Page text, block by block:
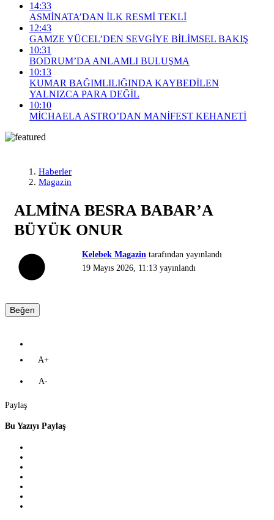
14:33
ASMİNATA’DAN İLK RESMİ TEKLİ
12:43
GAMZE YÜCEL’DEN SEVGİYE BİLİMSEL BAKIŞ
10:31
BODRUM’DA ANLAMLI BULUŞMA
10:13
KUMAR BAĞIMLILIĞINDA KAYBEDİLEN
YALNIZCA PARA DEĞİL
10:10
MİCHAELA ASTRO’DAN MANİFEST KEHANETİ
Haberler
Magazin
ALMİNA BESRA BABAR’A
BÜYÜK ONUR
Kelebek Magazin tarafından yayınlandı
19 Mayıs 2026, 11:13 yayınlandı
Beğen
A+
A-
Paylaş
Bu Yazıyı Paylaş